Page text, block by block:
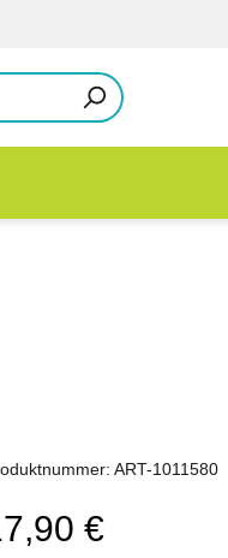
ART-1011580
€